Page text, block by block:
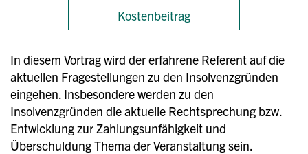
Kostenbeitrag
In diesem Vortrag wird der erfahrene Referent auf die
aktuellen Fragestellungen zu den Insolvenzgründen
eingehen. Insbesondere werden zu den
Insolvenzgründen die aktuelle Rechtsprechung bzw.
Entwicklung zur Zahlungsunfähigkeit und
Überschuldung Thema der Veranstaltung sein.